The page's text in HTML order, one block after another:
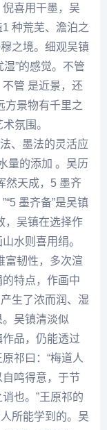
喜用干墨，吴
种荒芜、澹泊之
之境。细观吴镇
”的感觉。不管
管 是近景，还
方景物有千里之
氛围。
、墨法的灵活应
量的添加 。 吴历
然天成，5 墨齐
墨齐备”是吴镇
，吴镇在选择作
水则喜用绢。
富韧性，多次渲
特点，作画中
生了浓而润、湿
吴镇清淡似
品，仍能透过
原祁 曰：“梅道人
鸣得意，于节
也。”王原祁的
所能学到的。吴